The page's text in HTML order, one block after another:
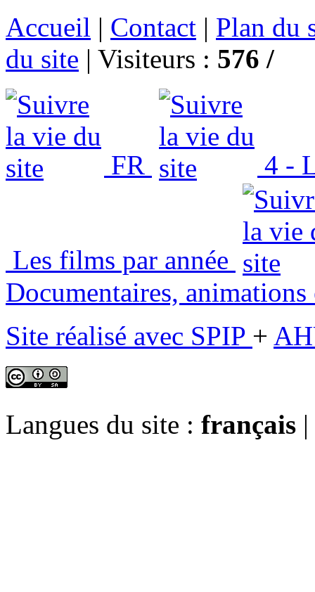
Accueil | Contact | Plan du
du site | Visiteurs : 576 /
FR 4 -
Les films par année
Documentaires,
Site réalisé avec SPIP +
Langues du site : français |